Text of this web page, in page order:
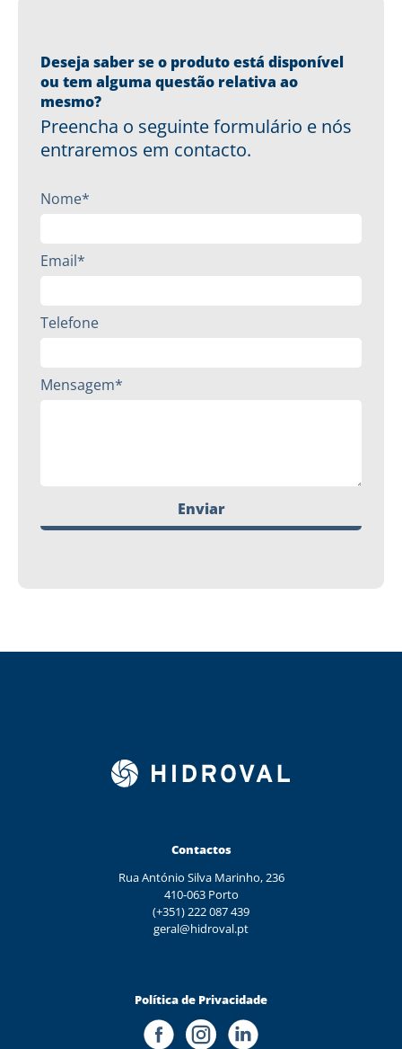
Deseja saber se o produto está disponível
ou tem alguma questão relativa ao
mesmo?
Preencha o seguinte formulário e nós
entraremos em contacto.
Nome*
Email*
Telefone
Mensagem*
Enviar
Contactos
Rua António Silva Marinho, 236
410-063 Porto
(+351) 222 087 439
geral@hidroval.pt
Política de Privacidade